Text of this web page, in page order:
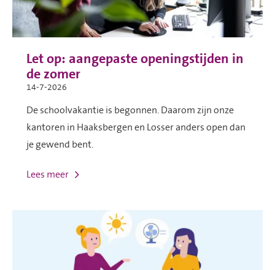
Let op: aangepaste openingstijden in
de zomer
14-7-2026
De schoolvakantie is begonnen. Daarom zijn onze
kantoren in Haaksbergen en Losser anders open dan
je gewend bent.
Lees meer